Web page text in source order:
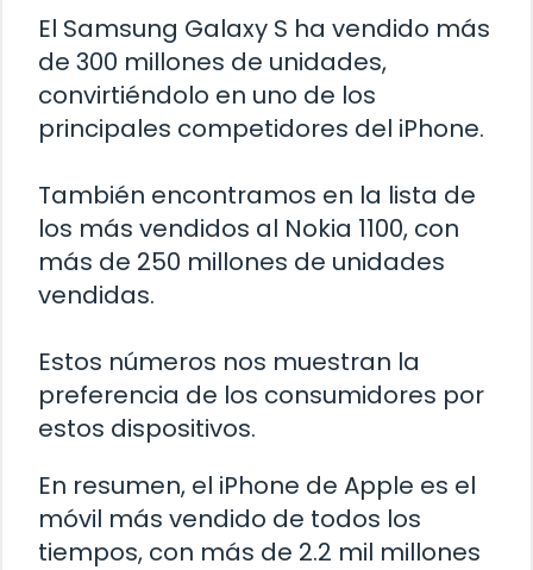
El Samsung Galaxy S ha vendido más
de 300 millones de unidades,
convirtiéndolo en uno de los
principales competidores del iPhone.
También encontramos en la lista de
los más vendidos al Nokia 1100, con
más de 250 millones de unidades
vendidas.
Estos números nos muestran la
preferencia de los consumidores por
estos dispositivos.
En resumen, el iPhone de Apple es el
móvil más vendido de todos los
tiempos, con más de 2.2 mil millones